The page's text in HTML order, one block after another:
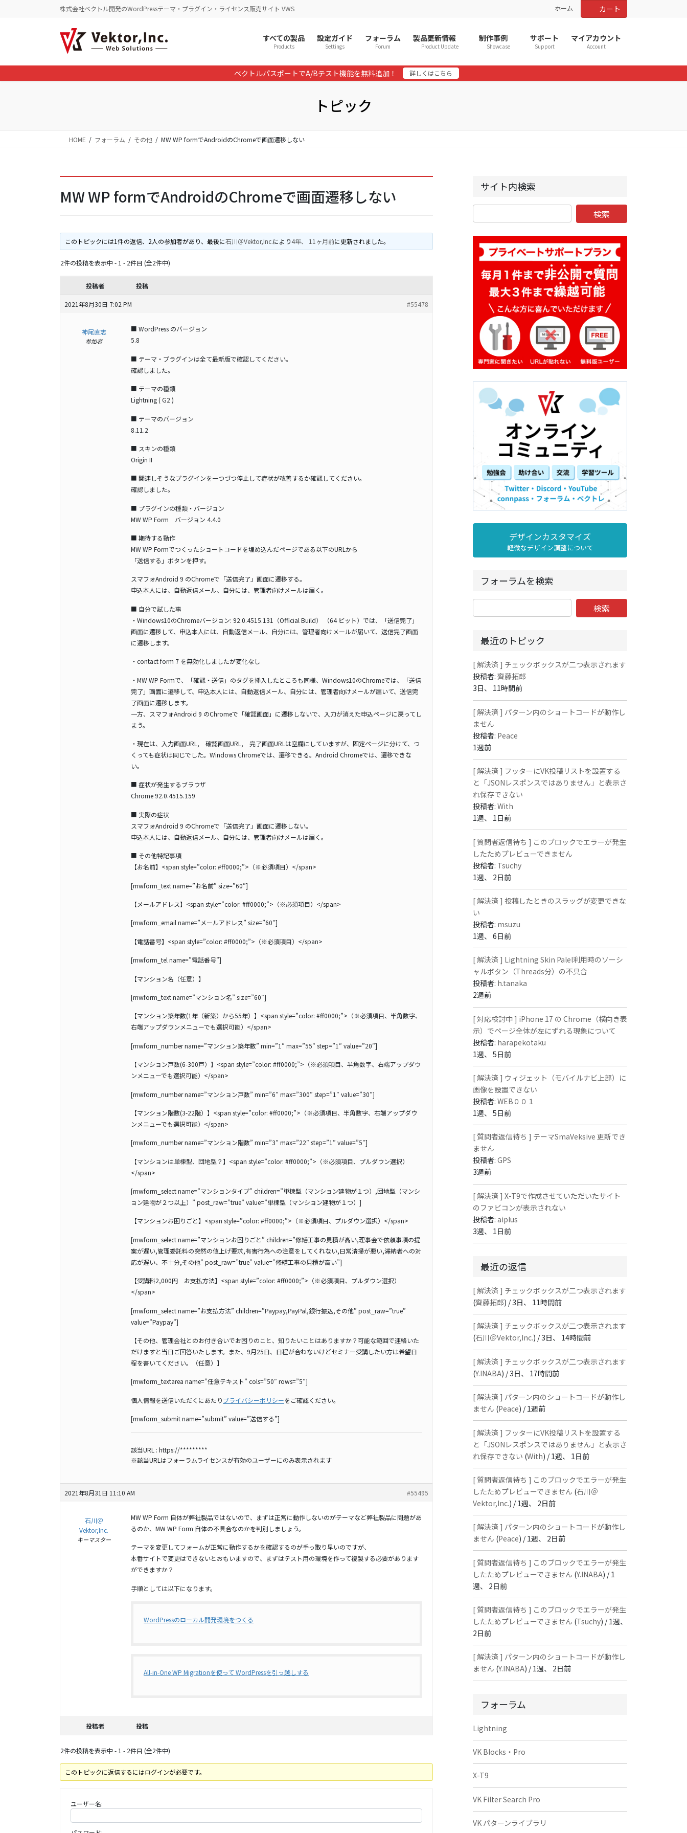
に
移
ョ
ン
株式会社ベクトル開発のWordPressテーマ・プラグイン・ライセンス販売サイト VWS ホーム カート
すべての製品
Products
設定ガイド
Settings
フォーラム
Forum
製品更新情報
Product Update
制作事例
Showcase
サポート
Support
マイアカウント
Account
ベクトルパスポートでA/Bテスト機能を無料追加！ 詳しくはこちら
トピック
HOME フォーラム その他 MW WP formでAndroidのChromeで画面遷移しない
MW WP formでAndroidのChromeで画面遷移しない
このトピックには1件の返信、2人の参加者があり、最後に石川＠Vektor,Inc.により4年、 11ヶ月前に更新されました。
2件の投稿を表示中 - 1 - 2件目 (全2件中)
投稿者 投稿
2021年8月30日 7:02 PM #55478
神尾直志
参加者
■ WordPress のバージョン
5.8
■ テーマ・プラグインは全て最新版で確認してください。
確認しました。
■ テーマの種類
Lightning ( G2 )
■ テーマのバージョン
8.11.2
■ スキンの種類
Origin II
■ 関連しそうなプラグインを一つづつ停止して症状が改善するか確認してください。
確認しました。
■ プラグインの種類・バージョン
MW WP Form バージョン 4.4.0
■ 期待する動作
MW WP Formでつくったショートコードを埋め込んだページである以下のURLから
「送信する」ボタンを押す。
スマフォAndroid 9 のChromeで「送信完了」画面に遷移する。
申込本人には、自動返信メール、自分には、管理者向けメールは届く。
■ 自分で試した事
・Windows10のChromeバージョン: 92.0.4515.131（Official Build） （64 ビット）では、「送信完了」
画面に遷移して、申込本人には、自動返信メール、自分には、管理者向けメールが届いて、送信完了画面
に遷移します。
・contact form 7 を無効化しましたが変化なし
・MW WP Formで、「確認・送信」のタグを挿入したところも同様、Windows10のChromeでは、「送信
完了」画面に遷移して、申込本人には、自動返信メール、自分には、管理者向けメールが届いて、送信完
了画面に遷移します。
一方、スマフォAndroid 9 のChromeで「確認画面」に遷移しないで、入力が消えた申込ページに戻ってし
まう。
・現在は、入力画面URL, 確認画面URL, 完了画面URLは空欄にしていますが、固定ページに分けて、つ
くっても症状は同じでした。Windows Chromeでは、遷移できる。Android Chromeでは、遷移できな
い。
■ 症状が発生するブラウザ
Chrome 92.0.4515.159
■ 実際の症状
スマフォAndroid 9 のChromeで「送信完了」画面に遷移しない。
申込本人には、自動返信メール、自分には、管理者向けメールは届く。
■ その他特記事項
【お名前】<span style=”color: #ff0000;”>（※必須項目）</span>
[mwform_text name=”お名前” size=”60″]
【メールアドレス】<span style=”color: #ff0000;”>（※必須項目）</span>
[mwform_email name=”メールアドレス” size=”60″]
【電話番号】<span style=”color: #ff0000;”>（※必須項目）</span>
[mwform_tel name=”電話番号”]
【マンション名（任意）】
[mwform_text name=”マンション名” size=”60″]
【マンション築年数(1年（新築）から55年）】<span style=”color: #ff0000;”>（※必須項目、半角数字、
右端アップダウンメニューでも選択可能）</span>
[mwform_number name=”マンション築年数” min=”1″ max=”55″ step=”1″ value=”20″]
【マンション戸数(6-300戸）】<span style=”color: #ff0000;”>（※必須項目、半角数字、右端アップダウ
ンメニューでも選択可能）</span>
[mwform_number name=”マンション戸数” min=”6″ max=”300″ step=”1″ value=”30″]
【マンション階数(3-22階）】<span style=”color: #ff0000;”>（※必須項目、半角数字、右端アップダウ
ンメニューでも選択可能）</span>
[mwform_number name=”マンション階数” min=”3″ max=”22″ step=”1″ value=”5″]
【マンションは単棟型、団地型？】<span style=”color: #ff0000;”>（※必須項目、プルダウン選択）
</span>
[mwform_select name=”マンションタイプ” children=”単棟型（マンション建物が１つ）,団地型（マンシ
ョン建物が２つ以上）” post_raw=”true” value=”単棟型（マンション建物が１つ）]
【マンションお困りごと】<span style=”color: #ff0000;”>（※必須項目、プルダウン選択）</span>
[mwform_select name=”マンションお困りごと” children=”修繕工事の見積が高い,理事会で依頼事項の提
案が遅い,管理委託料の突然の値上げ要求,有害行為への注意をしてくれない,日常清掃が悪い,滞納者への対
応が遅い、不十分,その他” post_raw=”true” value=”修繕工事の見積が高い”]
【受講料2,000円 お支払方法】<span style=”color: #ff0000;”>（※必須項目、プルダウン選択）
</span>
[mwform_select name=”お支払方法” children=”Paypay,PayPal,銀行振込,その他” post_raw=”true”
value=”Paypay”]
【その他、管理会社とのお付き合いでお困りのこと、知りたいことはありますか？可能な範囲で連絡いた
だけますと当日ご回答いたします。また、9月25日、日程が合わないけどセミナー受講したい方は希望日
程を書いてください。（任意）】
[mwform_textarea name=”任意テキスト” cols=”50″ rows=”5″]
個人情報を送信いただくにあたりプライバシーポリシーをご確認ください。
[mwform_submit name=”submit” value=”送信する”]
該当URL : https://*********
※該当URLはフォーラムライセンスが有効のユーザーにのみ表示されます
2021年8月31日 11:10 AM #55495
石川＠
Vektor,Inc.
キーマスター
MW WP Form 自体が弊社製品ではないので、まずは正常に動作しないのがテーマなど弊社製品に問題があ
るのか、MW WP Form 自体の不具合なのかを判別しましょう。
テーマを変更してフォームが正常に動作するかを確認するのが手っ取り早いのですが、
本番サイトで変更はできないとおもいますので、まずはテスト用の環境を作って複製する必要があります
ができますか？
手順としては以下になります。
WordPressのローカル開発環境をつくる
All-in-One WP Migrationを使って WordPressを引っ越しする
投稿者 投稿
2件の投稿を表示中 - 1 - 2件目 (全2件中)
このトピックに返信するにはログインが必要です。
ユーザー名:
サイト内検索
デザインカスタマイズ
軽微なデザイン調整について
フォーラムを検索
最近のトピック
[ 解決済 ] チェックボックスが二つ表示されます
投稿者:齊藤拓郎
3日、 11時間前
[ 解決済 ] パターン内のショートコードが動作し
ません
投稿者: Peace
1週前
[ 解決済 ] フッターにVK投稿リストを設置する
と「JSONレスポンスではありません」と表示さ
れ保存できない
投稿者:With
1週、 1日前
[ 質問者返信待ち ] このブロックでエラーが発生
したためプレビューできません
投稿者: Tsuchy
1週、 2日前
[ 解決済 ] 投稿したときのスラッグが変更できな
い
投稿者: msuzu
1週、 6日前
[ 解決済 ] Lightning Skin Palel利用時のソーシ
ャルボタン（Threads分）の不具合
投稿者: h.tanaka
2週前
[ 対応検討中 ] iPhone 17 の Chrome（横向き表
示）でページ全体が左にずれる現象について
投稿者: harapekotaku
1週、 5日前
[ 解決済 ] ウィジェット（モバイルナビ上部）に
画像を設置できない
投稿者:WEB００１
1週、 5日前
[ 質問者返信待ち ] テーマSmaVeksive 更新でき
ません
投稿者:GPS
3週前
[ 解決済 ] X-T9で作成させていただいたサイト
のファビコンが表示されない
投稿者:aiplus
3週、 1日前
最近の返信
[ 解決済 ] チェックボックスが二つ表示されます
(齊藤拓郎) /3日、 11時間前
[ 解決済 ] チェックボックスが二つ表示されます
(石川＠Vektor,Inc.) /3日、 14時間前
[ 解決済 ] チェックボックスが二つ表示されます
(Y.INABA) /3日、 17時間前
[ 解決済 ] パターン内のショートコードが動作し
ません (Peace) /1週前
[ 解決済 ] フッターにVK投稿リストを設置する
と「JSONレスポンスではありません」と表示さ
れ保存できない (With) /1週、 1日前
[ 質問者返信待ち ] このブロックでエラーが発生
したためプレビューできません (石川＠
Vektor,Inc.) /1週、 2日前
[ 解決済 ] パターン内のショートコードが動作し
ません (Peace) /1週、 2日前
[ 質問者返信待ち ] このブロックでエラーが発生
したためプレビューできません (Y.INABA) /1
週、 2日前
[ 質問者返信待ち ] このブロックでエラーが発生
したためプレビューできません (Tsuchy) /1週、
2日前
[ 解決済 ] パターン内のショートコードが動作し
ません (Y.INABA) /1週、 2日前
フォーラム
Lightning
VK Blocks・Pro
X-T9
VK Filter Search Pro
VK パターンライブラリ